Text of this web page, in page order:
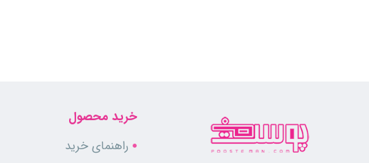
خرید محصول
راهنمای خرید